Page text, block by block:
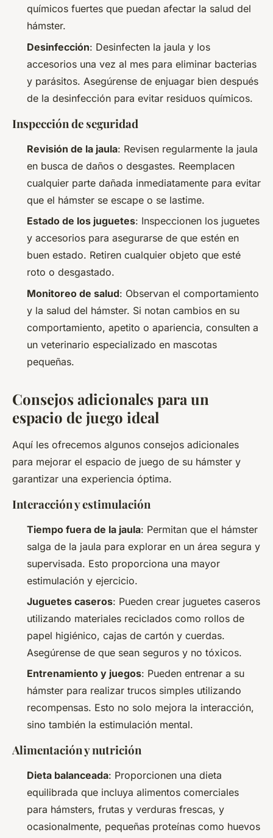
químicos fuertes que puedan afectar la salud del
hámster.
Desinfección: Desinfecten la jaula y los
accesorios una vez al mes para eliminar bacterias
y parásitos. Asegúrense de enjuagar bien después
de la desinfección para evitar residuos químicos.
Inspección de seguridad
Revisión de la jaula: Revisen regularmente la jaula
en busca de daños o desgastes. Reemplacen
cualquier parte dañada inmediatamente para evitar
que el hámster se escape o se lastime.
Estado de los juguetes: Inspeccionen los juguetes
y accesorios para asegurarse de que estén en
buen estado. Retiren cualquier objeto que esté
roto o desgastado.
Monitoreo de salud: Observan el comportamiento
y la salud del hámster. Si notan cambios en su
comportamiento, apetito o apariencia, consulten a
un veterinario especializado en mascotas
pequeñas.
Consejos adicionales para un
espacio de juego ideal
Aquí les ofrecemos algunos consejos adicionales
para mejorar el espacio de juego de su hámster y
garantizar una experiencia óptima.
Interacción y estimulación
Tiempo fuera de la jaula: Permitan que el hámster
salga de la jaula para explorar en un área segura y
supervisada. Esto proporciona una mayor
estimulación y ejercicio.
Juguetes caseros: Pueden crear juguetes caseros
utilizando materiales reciclados como rollos de
papel higiénico, cajas de cartón y cuerdas.
Asegúrense de que sean seguros y no tóxicos.
Entrenamiento y juegos: Pueden entrenar a su
hámster para realizar trucos simples utilizando
recompensas. Esto no solo mejora la interacción,
sino también la estimulación mental.
Alimentación y nutrición
Dieta balanceada: Proporcionen una dieta
equilibrada que incluya alimentos comerciales
para hámsters, frutas y verduras frescas, y
ocasionalmente, pequeñas proteínas como huevos